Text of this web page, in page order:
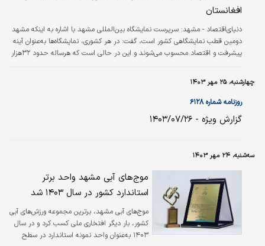
افغانستان
دنیای‌اقتصاد - مشهد: سرپرست نمایشگاه بین‌المللی مشهد با اشاره به اینکه مشهد
دومین قطب نمایشگاهی کشور است، گفت: در هر کشوری، نمایشگاه‌‌ها به‌‌عنوان آینه
پیشرفت و اقتصاد محسوب می‌‌شوند و این در حالی است که هرساله حدود ۳۲‌هزار
می‌کنند. به گزارش ستاد خبری نخستین نمایشگاه تخصصی صادرات به آسیای میانه
و افغانستان، فرزین سلطانی ادامه داد: به همین دلیل و با توجه به اهمیت برگزاری
نمایشگاه در کشور‌‌های توسعه‌یافته، نمایشگاه بین‌المللی مشهد متمرکز…
چهارشنبه، ۲۵ مهر ۱۴۰۳
روزنامه شماره ۶۱۲۸
گزارش ویژه - ۱۴۰۳/۰۷/۲۶
سه‌شنبه، ۲۴ مهر ۱۴۰۳
موج‌های آبی مشهد واحد برتر
استاندارد کشور در سال ۱۴۰۳ شد
موج‌های آبی مشهد، برترین مجموعه‌ ورزش‌های آبی
کشور، بار دیگر افتخاری ملی کسب کرد و در سال
۱۴۰۳ به‌عنوان واحد نمونه استاندارد در سطح